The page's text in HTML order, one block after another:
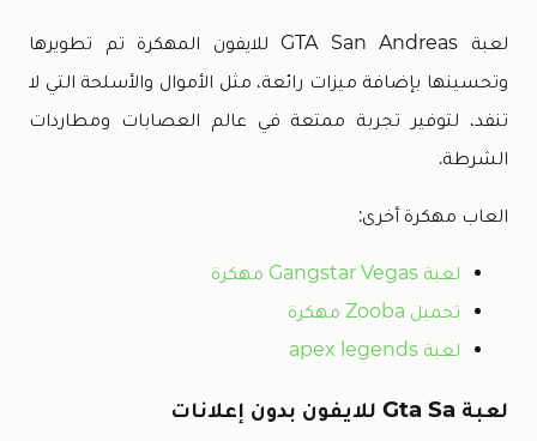
لعبة GTA San Andreas للايفون المهكرة تم تطويرها
وتحسينها بإضافة ميزات رائعة، مثل الأموال والأسلحة التي لا
تنفد، لتوفير تجربة ممتعة في عالم العصابات ومطاردات
الشرطة.
العاب مهكرة أخرى:
لعبة Gangstar Vegas مهكرة
تحميل Zooba مهكرة
لعبة apex legends
لعبة Gta Sa للايفون بدون إعلانات